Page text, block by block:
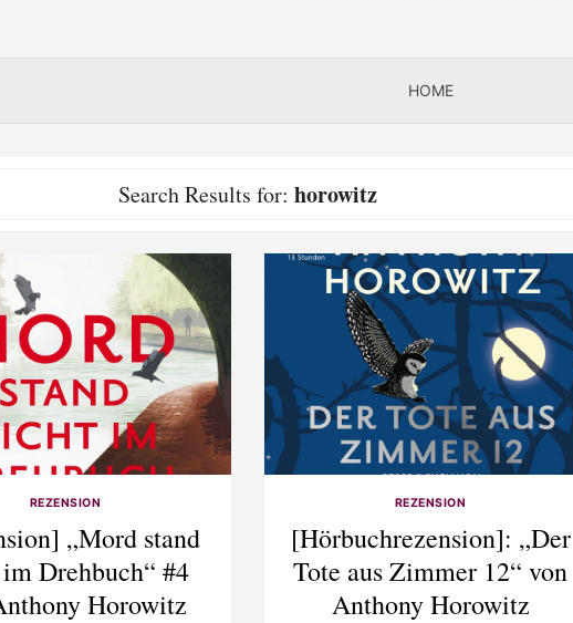
HOME
Search Results for: horowitz
REZENSION
„Mord stand
Drehbuch“ #4
Horowitz
REZENSION
[Hörbuchrezension]: „Der
Tote aus Zimmer 12“ von
Anthony Horowitz